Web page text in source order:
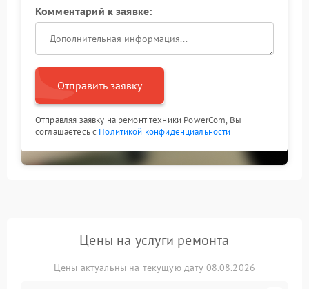
Комментарий к заявке:
Отправить заявку
Отправляя заявку на ремонт техники PowerCom, Вы
соглашаетесь с Политикой конфиденциальности
Цены на услуги ремонта
Цены актуальны на текущую дату 08.08.2026